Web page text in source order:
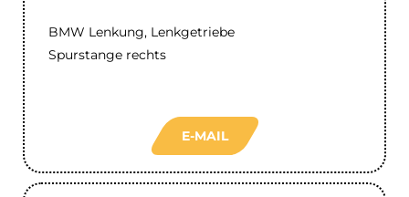
BMW Lenkung, Lenkgetriebe
Spurstange rechts
E-MAIL